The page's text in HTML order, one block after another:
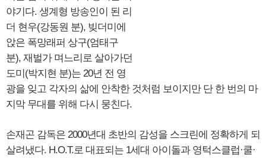
야기다. 생계형 방송인이 된 리
더 현우(강동원 분), 빚더미에
앉은 폭망래퍼 상구(엄태구
분), 재벌가 며느리로 살아가던
도미(박지현 분)는 20년 전 영
광을 잊고 각자의 삶에 안착한 것처럼 보이지만 단 한 번의 마
지막 무대를 위해 다시 뭉친다.
손재곤 감독은 2000년대 초반의 감성을 스크린에 정확하게 되
살려냈다. H.O.T.로 대표되는 1세대 아이돌과 영턱스클럽·쿨·